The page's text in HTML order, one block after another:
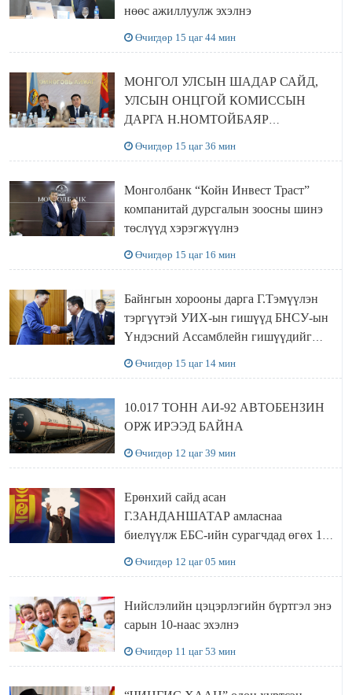
нөөс ажиллуулж эхэлнэ
Өчигдөр 15 цаг 44 мин
МОНГОЛ УЛСЫН ШАДАР САЙД,
УЛСЫН ОНЦГОЙ КОМИССЫН
ДАРГА Н.НОМТОЙБАЯР
ӨМНӨГОВЬ АЙМАГТ
АЖИЛЛАЛАА
Өчигдөр 15 цаг 36 мин
Монголбанк “Койн Инвест Траст”
компанитай дурсгалын зоосны шинэ
төслүүд хэрэгжүүлнэ
Өчигдөр 15 цаг 16 мин
Байнгын хорооны дарга Г.Тэмүүлэн
тэргүүтэй УИХ-ын гишүүд БНСУ-ын
Үндэсний Ассамблейн гишүүдийг
хүлээн авч уулзав
Өчигдөр 15 цаг 14 мин
10.017 ТОНН АИ-92 АВТОБЕНЗИН
ОРЖ ИРЭЭД БАЙНА
Өчигдөр 12 цаг 39 мин
Ерөнхий сайд асан
Г.ЗАНДАНШАТАР амласнаа
биелүүлж ЕБС-ийн сурагчдад өгөх 10.
МЯНГАН ШАТРАА хүлээн авчээ
Өчигдөр 12 цаг 05 мин
Нийслэлийн цэцэрлэгийн бүртгэл энэ
сарын 10-наас эхэлнэ
Өчигдөр 11 цаг 53 мин